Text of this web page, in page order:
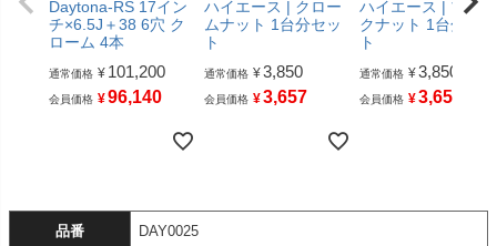
Daytona-RS 17イン
チ×6.5J＋38 6穴 ク
ローム 4本
通常価格 ¥ 101,200
会員価格 ¥96,140
ハイエース | クロー
ムナット 1台分セッ
ト
通常価格 ¥3,850
会員価格 ¥3,657
ハイエース | ブラッ
クナット 1台分セッ
ト
通常価格 ¥3,850
会員価格 ¥3,657
品番 DAY0025